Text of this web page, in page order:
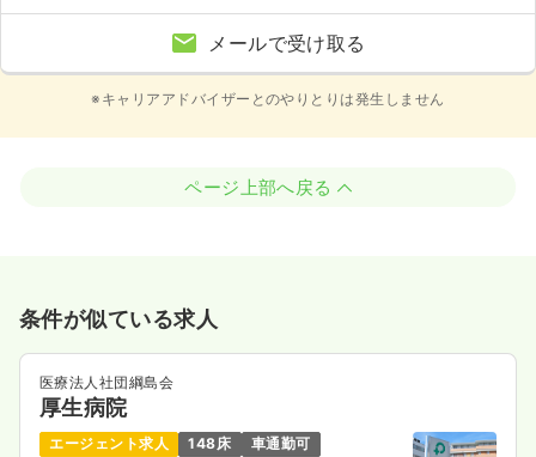
メールで受け取る
※キャリアアドバイザーとのやりとりは発生しません
ページ上部へ戻る
条件が似ている求人
医療法人社団綱島会
厚生病院
エージェント求人 148床
車通勤可